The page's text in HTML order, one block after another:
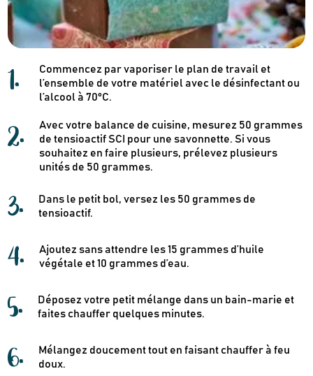
1.
Commencez par vaporiser le plan de travail et
l’ensemble de votre matériel avec le désinfectant ou
l’alcool à 70°C.
2.
Avec votre balance de cuisine, mesurez 50 grammes
de tensioactif SCI pour une savonnette. Si vous
souhaitez en faire plusieurs, prélevez plusieurs
unités de 50 grammes.
3.
Dans le petit bol, versez les 50 grammes de
tensioactif.
4.
Ajoutez sans attendre les 15 grammes d’huile
végétale et 10 grammes d’eau.
5.
Déposez votre petit mélange dans un bain-marie et
faites chauffer quelques minutes.
6.
Mélangez doucement tout en faisant chauffer à feu
doux.